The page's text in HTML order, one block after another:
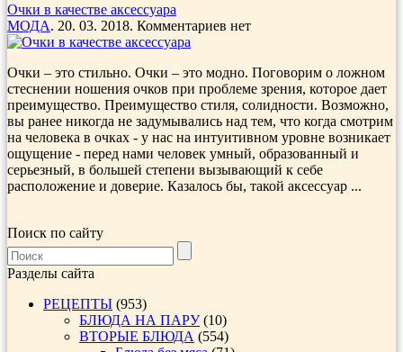
Очки в качестве аксессуара
МОДА. 20. 03. 2018. Комментариев нет
Очки – это стильно. Очки – это модно. Поговорим о ложном
стеснении ношения очков при проблеме зрения, которое дает
преимущество. Преимущество стиля, солидности. Возможно,
вы ранее никогда не задумывались над тем, что когда смотрим
на человека в очках - у нас на интуитивном уровне возникает
ощущение - перед нами человек умный, образованный и
серьезный, в большей степени вызывающий к себе
расположение и доверие. Казалось бы, такой аксессуар ...
Поиск по сайту
Разделы сайта
РЕЦЕПТЫ (953)
БЛЮДА НА ПАРУ(10)
ВТОРЫЕ БЛЮДА (554)